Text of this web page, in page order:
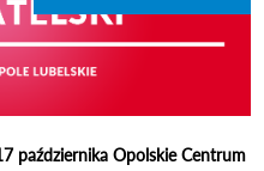
października Opolskie Centrum